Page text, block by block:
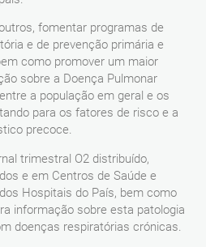
fomentar programas de
e de prevenção primária e
como promover um maior
sobre a Doença Pulmonar
a população em geral e os
para os fatores de risco e a
precoce.
trimestral O2 distribuído,
e em Centros de Saúde e
Hospitais do País, bem como
informação sobre esta patologia
doenças respiratórias crónicas.